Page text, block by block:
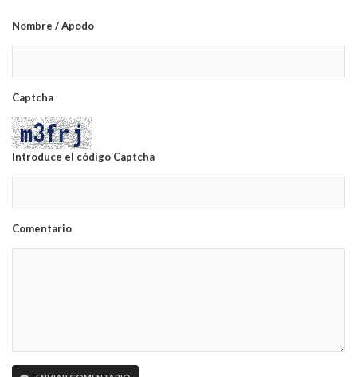
Nombre / Apodo
Captcha
Introduce el código Captcha
Comentario